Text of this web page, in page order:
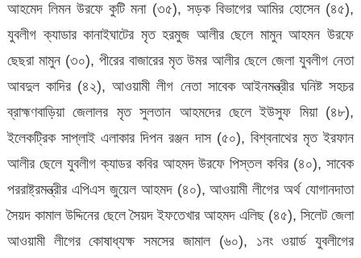
আহমেদ লিমন উরফে কুটি মনা (৩৫), সড়ক বিভাগের আমির হোসেন (৪৫),
যুবলীগ ক্যাডার কানাইঘাটের মৃত হরমুজ আলীর ছেলে মামুন আহমন উরফে
ছেছরা মামুন (৩০), পীরের বাজারের মৃত উমর আলীর ছেলে জেলা যুবলীগ নেতা
আবদুল কাদির (৪২), আওয়ামী লীগ নেতা সাবেক আইনমন্ত্রীর ঘনিষ্ট সহচর
ব্রাহ্মণবাড়িয়া জেলালর মৃত সুলতান আহমদের ছেলে ইউসুফ মিয়া (৪৮),
ইলেকট্রিক সাপ্লাই এলাকার দিপন রঞ্জন দাস (৫০), বিশ্বনাথের মৃত ইরফান
আলীর ছেলে যুবলীগ ক্যাডর কবির আহমদ উরফে পিস্তল কবির (৪০), সাবেক
পররাষ্ট্রমন্ত্রীর এপিএস জুয়েল আহমদ (৪০), আওয়ামী লীগের অর্থ যোগানদাতা
সৈয়দ কামাল উদ্দিনের ছেলে সৈয়দ ইফতেখার আহমদ এলিছ (৪৫), সিলেট জেলা
আওয়ামী লীগের কোষাধ্যক্ষ সমসের জামাল (৬০), ১নং ওয়ার্ড যুবলীগের